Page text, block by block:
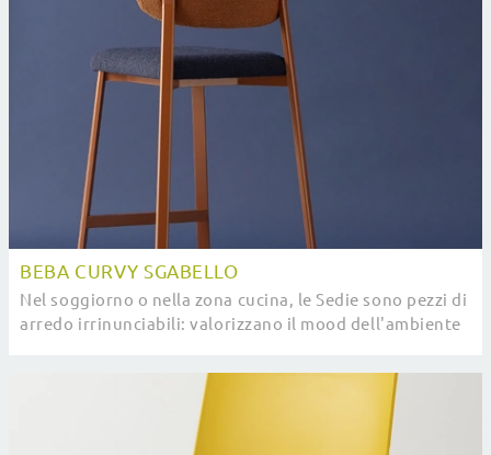
BEBA CURVY SGABELLO
Nel soggiorno o nella zona cucina, le Sedie sono pezzi di
arredo irrinunciabili: valorizzano il mood dell'ambiente